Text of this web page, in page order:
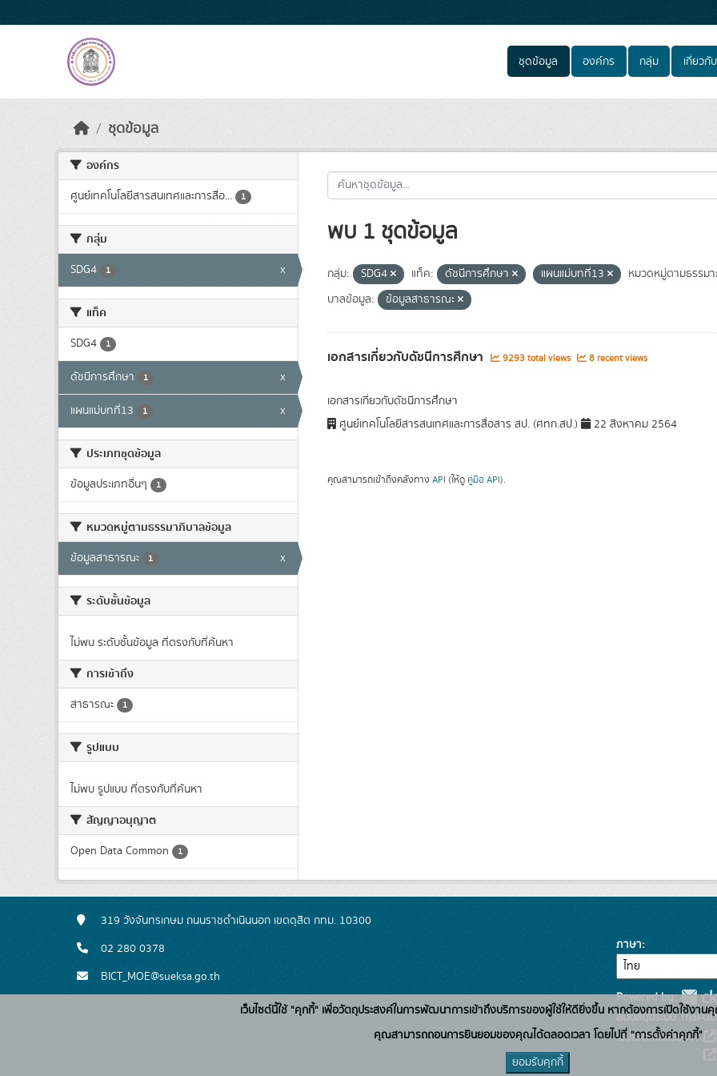
ชุดข้อมูล องค์กร กลุ่ม เกี่ยวกับ
ชุดข้อมูล
องค์กร
ศูนย์เทคโนโลยีสารสนเทศและการสื่อ... 1
กลุ่ม
SDG4 1 x
แท็ค
SDG4 1
ดัชนีการศึกษา 1 x
แผนแม่บทที่13 1 x
ประเภทชุดข้อมูล
ข้อมูลประเภทอื่นๆ 1
หมวดหมู่ตามธรรมาภิบาลข้อมูล
ข้อมูลสาธารณะ 1 x
ระดับชั้นข้อมูล
ไม่พบ ระดับชั้นข้อมูล ที่ตรงกับที่ค้นหา
การเข้าถึง
สาธารณะ 1
รูปแบบ
ไม่พบ รูปแบบ ที่ตรงกับที่ค้นหา
สัญญาอนุญาต
Open Data Common 1
พบ 1 ชุดข้อมูล
กลุ่ม: SDG4 แท็ค: ดัชนีการศึกษา แผนแม่บทที่13
หมวดหมู่ตามธรรม
บาลข้อมูล:
ข้อมูลสาธารณะ
เอกสารเกี่ยวกับดัชนีการศึกษา 9293 total views 8 recent views
เอกสารเกี่ยวกับดัชนีการศึกษา
ศูนย์เทคโนโลยีสารสนเทศและการสื่อสาร สป. (ศทก.สป.)
22 สิงหาคม 2564
คุณสามารถเข้าถึงคลังทาง API (ให้ดู คู่มือ API).
319 วังจันทรเกษม ถนนราชดำเนินนอก เขตดุสิต กทม. 10300
02 280 0378
BICT_MOE@sueksa.go.th
ภาษา
Powered by:
สนับสนุนระบบ Thai-
เว็บไซต์ที่เกี่ยวข้อง:
เว็บไซต์นี้ใช้ "คุกกี้" เพื่อวัตถุประสงค์ในการพัฒนาการเข้าถึงบริการของผู้ใช้ให้ดียิ่งขึ้น หากต้องการเปิดใช้งา
คุณสามารถถอนการยินยอมของคุณได้ตลอดเวลา โดยไปที่ "การตั้งค่าคุกกี้"
ยอมรับคุกกี้